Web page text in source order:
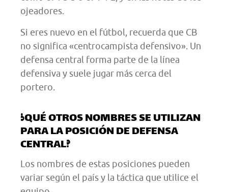
ojeadores.
Si eres nuevo en el fútbol, recuerda que CB
no significa «centrocampista defensivo». Un
defensa central forma parte de la línea
defensiva y suele jugar más cerca del
portero.
¿QUÉ OTROS NOMBRES SE UTILIZAN
PARA LA POSICIÓN DE DEFENSA
CENTRAL?
Los nombres de estas posiciones pueden
variar según el país y la táctica que utilice el